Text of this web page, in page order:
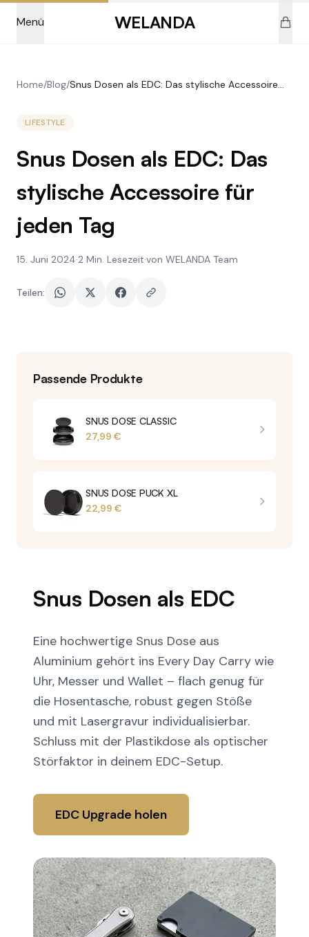
Skip to main content
Menü
WELANDA
Home/Blog/Snus Dosen als EDC: Das stylische Accessoire
LIFESTYLE
Snus Dosen als EDC: Das
stylische Accessoire für
jeden Tag
15. Juni 2024·2 Min. Lesezeit·von WELANDA Team
Teilen:
Passende Produkte
SNUS DOSE CLASSIC
27,99 €
SNUS DOSE PUCK XL
22,99 €
Snus Dosen als EDC
Eine hochwertige Snus Dose aus
Aluminium gehört ins Every Day Carry wie
Uhr, Messer und Wallet – flach genug für
die Hosentasche, robust gegen Stöße
und mit Lasergravur individualisierbar.
Schluss mit der Plastikdose als optischer
Störfaktor in deinem EDC-Setup.
EDC Upgrade holen